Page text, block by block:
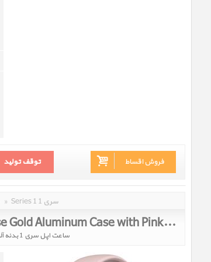
توقف تولید فروش اقساط
» Series 1 سری 1
Apple Watch Series 1 Rose Gold Aluminum Case with Pink sand Sport Band 42mm
ساعت اپل سری 1 بدنه آلومینیوم رزگلد و بند اسپرت صورتی 42 میلیمتر